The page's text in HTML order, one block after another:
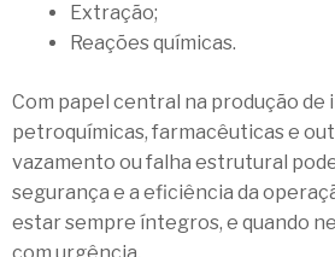
Extração;
Reações químicas.
Com papel central na produção de
petroquímicas, farmacêuticas e
vazamento ou falha estrutural
segurança e a eficiência da
estar sempre íntegros, e quando